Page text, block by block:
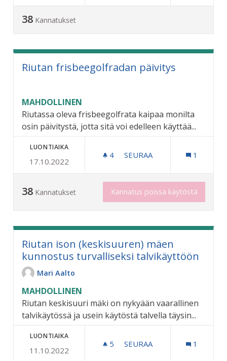
38 Kannatukset
Riutan frisbeegolfradan päivitys
MAHDOLLINEN
Riutassa oleva frisbeegolfrata kaipaa monilta
osin päivitystä, jotta sitä voi edelleen käyttää...
LUONTIAIKA
17.10.2022
4 4 SEURAAJAA
SEURAA 1
38 Kannatukset Kannatus poissa käytöstä
Riutan ison (keskisuuren) mäen
kunnostus turvalliseksi talvikäyttöön
Mari Aalto
MAHDOLLINEN
Riutan keskisuuri mäki on nykyään vaarallinen
talvikäytössä ja usein käytöstä talvella täysin...
LUONTIAIKA
11.10.2022
5 5 SEURAAJAA
SEURAA 1